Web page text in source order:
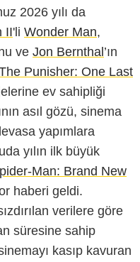
2026 yılı da
II'li Wonder Man,
ve Jon Bernthal’ın
Punisher: One Last
ev sahipliği
asıl gözü, sinema
yapımlara
yılın ilk büyük
Man: Brand New
haberi geldi.
verilere göre
süresine sahip
kasıp kavuran